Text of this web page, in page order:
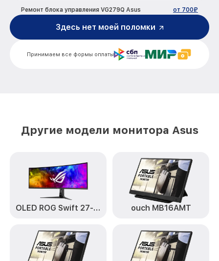
Ремонт блока управления VG279Q Asus от 700₽
Замена блока питания VG279Q Asus
Замена электронных компонентов
VG279Q Asus
от 1900₽
Принимаем все формы оплаты
Здесь нет моей поломки
Другие модели монитора Asus
OLED ROG Swift 27-дюймовый ouch MB16AMT